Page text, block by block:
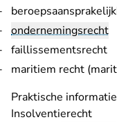
ondernemingsrecht
faillissementsrecht
maritiem recht
Praktische
Insolventierecht